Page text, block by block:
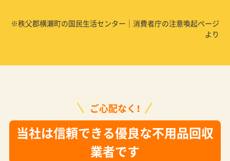
※秩父郡横瀬町の国民生活センター｜消費者庁の注意喚起ページ
より
ご心配なく！
当社は信頼できる優良な不用品回収
業者です